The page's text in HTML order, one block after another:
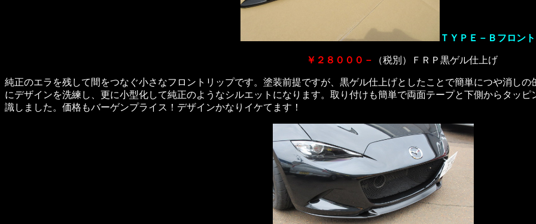
ＴＹＰＥ－Ｂフロン
￥２８０００－ （税別）ＦＲＰ黒ゲル仕上げ
純正のエラを残して間をつなぐ小さなフロントリップです。塗装前提ですが、黒ゲル仕上げとしたことで簡単につや消し
にデザインを洗練し、更に小型化して純正のようなシルエットになります。取り付けも簡単で両面テープと下側からタッ
識しました。価格もバーゲンプライス！デザインかなりイケてます！